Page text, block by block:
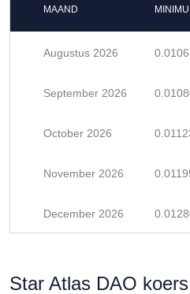
MAAND
Augustus 2026
September 2026
October 2026
November 2026
December 2026
Star Atlas DAO